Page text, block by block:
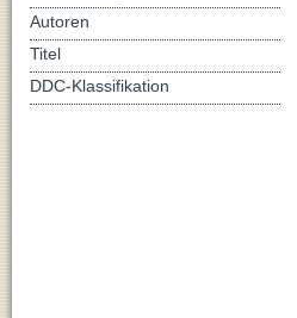
Autoren
Titel
DDC-Klassifikation